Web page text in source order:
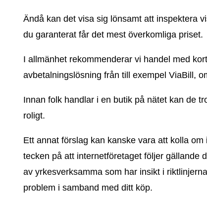
Ändå kan det visa sig lönsamt att inspektera
du garanterat får det mest överkomliga priset.
I allmänhet rekommenderar vi handel med
avbetalningslösning från till exempel ViaBill,
Innan folk handlar i en butik på nätet kan de
roligt.
Ett annat förslag kan kanske vara att kolla
tecken på att internetföretaget följer gällande
av yrkesverksamma som har insikt i
problem i samband med ditt köp.